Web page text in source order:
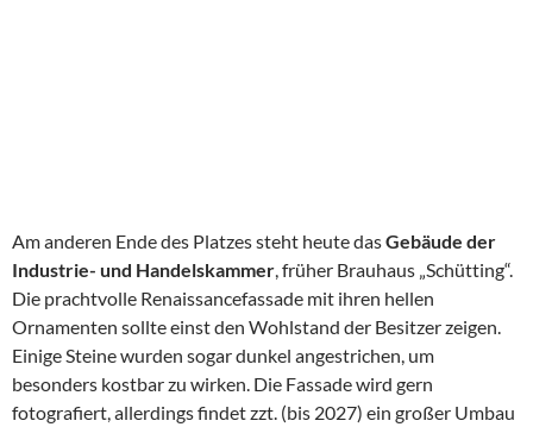
Am anderen Ende des Platzes steht heute dasGebäude der
Industrie- und Handelskammer , früher Brauhaus „Schütting“.
Die prachtvolle Renaissancefassade mit ihren hellen
Ornamenten sollte einst den Wohlstand der Besitzer zeigen.
Einige Steine wurden sogar dunkel angestrichen, um
besonders kostbar zu wirken. Die Fassade wird gern
fotografiert, allerdings findet zzt. (bis 2027) ein großer Umbau